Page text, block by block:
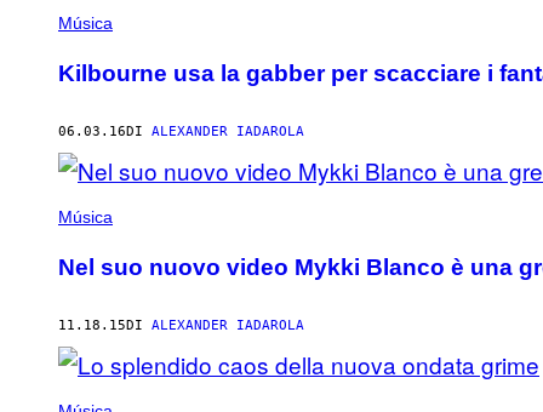
Música
Kilbourne usa la gabber per scacciare i
06.03.16DI ALEXANDER IADAROLA
Música
Nel suo nuovo video Mykki Blanco è una
11.18.15DI ALEXANDER IADAROLA